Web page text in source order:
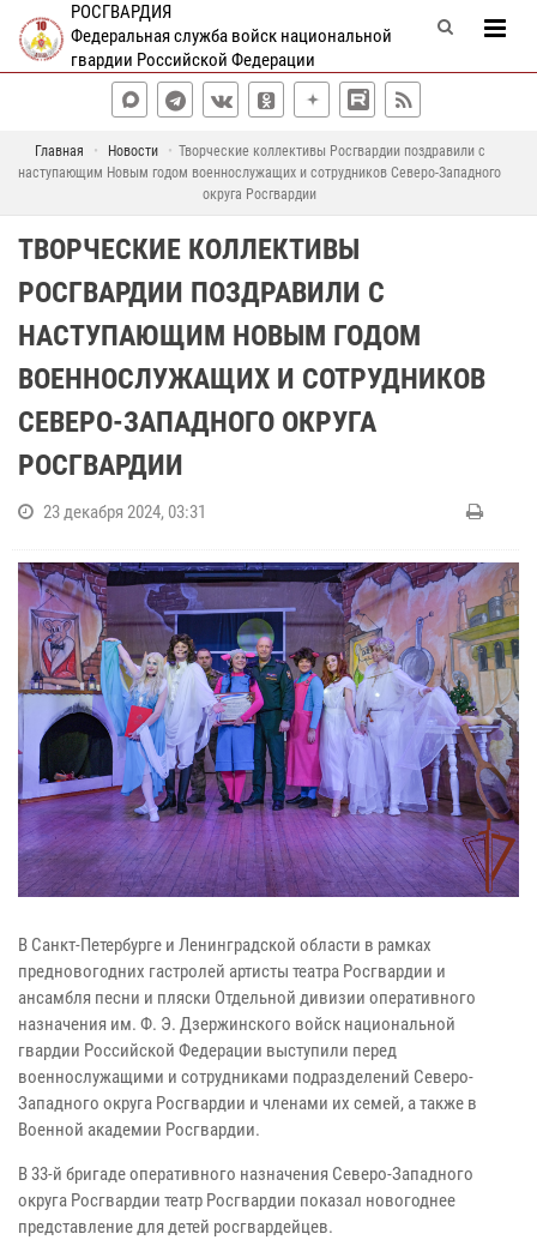
РОСГВАРДИЯ
Федеральная служба войск национальной
гвардии Российской Федерации
Главная Новости
Творческие коллективы Росгвардии поздравили с
наступающим Новым годом военнослужащих и сотрудников Северо-Западного
округа Росгвардии
ТВОРЧЕСКИЕ КОЛЛЕКТИВЫ
РОСГВАРДИИ ПОЗДРАВИЛИ С
НАСТУПАЮЩИМ НОВЫМ ГОДОМ
ВОЕННОСЛУЖАЩИХ И СОТРУДНИКОВ
СЕВЕРО-ЗАПАДНОГО ОКРУГА
РОСГВАРДИИ
23 декабря 2024, 03:31
В Санкт-Петербурге и Ленинградской области в рамках
предновогодних гастролей артисты театра Росгвардии и
ансамбля песни и пляски Отдельной дивизии оперативного
назначения им. Ф. Э. Дзержинского войск национальной
гвардии Российской Федерации выступили перед
военнослужащими и сотрудниками подразделений Северо-
Западного округа Росгвардии и членами их семей, а также в
Военной академии Росгвардии.
В 33-й бригаде оперативного назначения Северо-Западного
округа Росгвардии театр Росгвардии показал новогоднее
представление для детей росгвардейцев.